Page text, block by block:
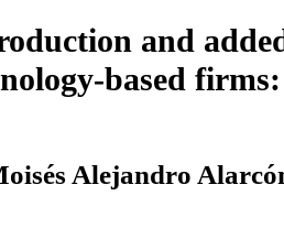
and
based
Alejandro